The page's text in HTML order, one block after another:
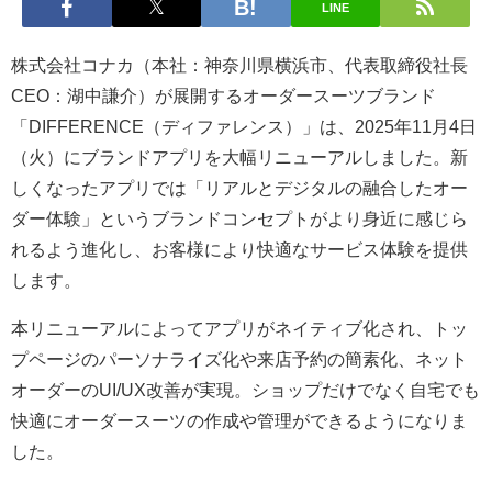
LINE
株式会社コナカ（本社：神奈川県横浜市、代表取締役社長
CEO：湖中謙介）が展開するオーダースーツブランド
「DIFFERENCE（ディファレンス）」は、2025年11月4日
（火）にブランドアプリを大幅リニューアルしました。新
しくなったアプリでは「リアルとデジタルの融合したオー
ダー体験」というブランドコンセプトがより身近に感じら
れるよう進化し、お客様により快適なサービス体験を提供
します。
本リニューアルによってアプリがネイティブ化され、トッ
プページのパーソナライズ化や来店予約の簡素化、ネット
オーダーのUI/UX改善が実現。ショップだけでなく自宅でも
快適にオーダースーツの作成や管理ができるようになりま
した。